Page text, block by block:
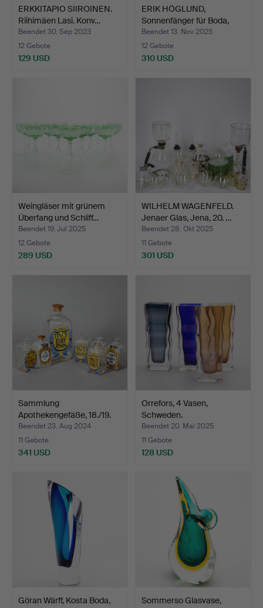
ERKKITAPIO SIIROINEN.
Riihimäen Lasi. Konv…
Beendet 30. Sep 2023
12 Gebote
129 USD
ERIK HÖGLUND,
Sonnenfänger für Boda,
Glas,…
Beendet 13. Nov 2025
12 Gebote
310 USD
Weingläser mit grünem
Überfang und Schliff…
Beendet 19. Jul 2025
12 Gebote
289 USD
WILHELM WAGENFELD.
Jenaer Glas, Jena, 20. …
Beendet 28. Okt 2025
11 Gebote
301 USD
Sammlung
Apothekengefäße, 18./19.
Jh. (7).
Beendet 23. Aug 2024
11 Gebote
341 USD
Orrefors, 4 Vasen,
Schweden.
Beendet 20. Mai 2025
11 Gebote
128 USD
Göran Wärff, Kosta Boda,
Sommerso Glasvase,